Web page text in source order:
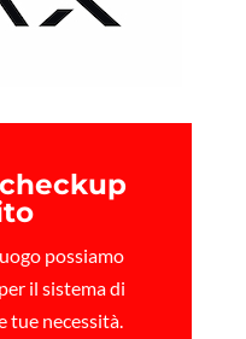
possiamo
il sistema di
tue necessità.